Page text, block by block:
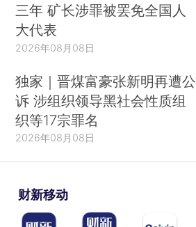
三年 矿长涉罪被罢免全国人
大代表
2026年08月08日
独家｜晋煤富豪张新明再遭公
诉 涉组织领导黑社会性质组
织等17宗罪名
2026年08月08日
财新移动